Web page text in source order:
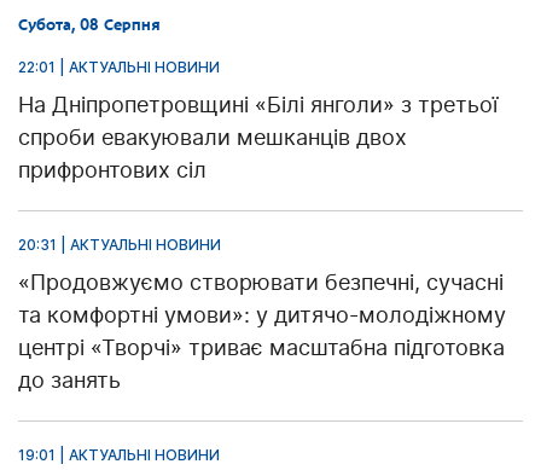
Субота, 08 Серпня
22:01 | АКТУАЛЬНІ НОВИНИ
На Дніпропетровщині «Білі янголи» з третьої
спроби евакуювали мешканців двох
прифронтових сіл
20:31 | АКТУАЛЬНІ НОВИНИ
«Продовжуємо створювати безпечні, сучасні
та комфортні умови»: у дитячо-молодіжному
центрі «Творчі» триває масштабна підготовка
до занять
19:01 | АКТУАЛЬНІ НОВИНИ